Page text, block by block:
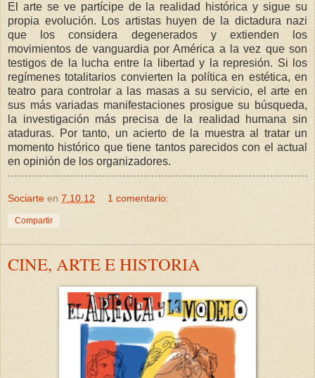
El arte se ve partícipe de la realidad histórica y sigue su
propia evolución. Los artistas huyen de la dictadura nazi
que los considera degenerados y extienden los
movimientos de vanguardia por América a la vez que son
testigos de la lucha entre la libertad y la represión. Si los
regímenes totalitarios convierten la política en estética, en
teatro para controlar a las masas a su servicio, el arte en
sus más variadas manifestaciones prosigue su búsqueda,
la investigación más precisa de la realidad humana sin
ataduras. Por tanto, un acierto de la muestra al tratar un
momento histórico que tiene tantos parecidos con el actual
en opinión de los organizadores.
Sociarte en 7.10.12 1 comentario:
Compartir
CINE, ARTE E HISTORIA